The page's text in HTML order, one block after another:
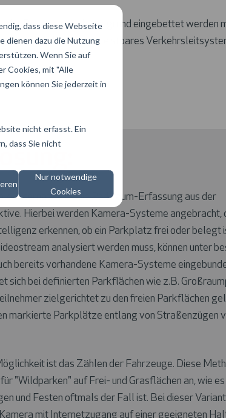
dass diese Webseite
dienen dazu die Nutzung
Wenn Sie auf
Cookies, mit "Alle
können Sie jederzeit in
nicht erfasst. Ein
dass Sie nicht
Nur notwendige
Cookies
Regel erst im Untergrund eingebettet werden
ermöglichen und ein leistbares
Alternative ist die Parkraum-Erfassung aus der
Hierbei werden Kamera-Systeme angebracht,
erkennen, ob ein Parkplatz frei oder belegt
analysiert werden muss, können unter
bereits vorhandene Kamera-Systeme
sich bei definierten Parkflächen wie z.B.
zielgerichtet zu den freien Parkflächen
markierte Parkplätze entlang von Straßenzügen
ist das Zählen der Fahrzeuge. Diese
"Wildparken" auf Frei- und Grasflächen an, wie
und Festen oftmals der Fall ist. Bei dieser
mit Internetzugang auf einer geeigneten